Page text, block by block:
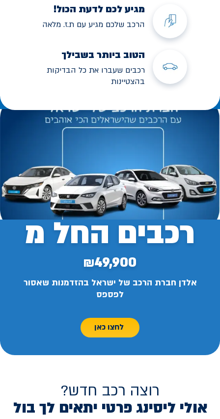
מגיע לכם לדעת הכול!
הרכב שלכם מגיע עם ת.ז. מלאה
הטוב ביותר בשבילך
רכבים שעברו את כל הבדיקות
בהצטיינות
רכבים החל מ
₪49,900
אלדן חברת הרכב של ישראל בהזדמנות שאסור
לפספס
לחצו כאן
רוצה רכב חדש?
אולי ליסינג פרטי יתאים לך בול